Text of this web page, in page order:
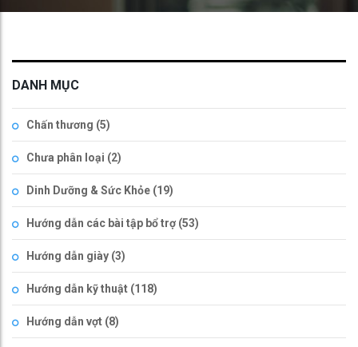
DANH MỤC
Chấn thương (5)
Chưa phân loại (2)
Dinh Dưỡng & Sức Khỏe (19)
Hướng dẫn các bài tập bổ trợ (53)
Hướng dẫn giày (3)
Hướng dẫn kỹ thuật (118)
Hướng dẫn vợt (8)